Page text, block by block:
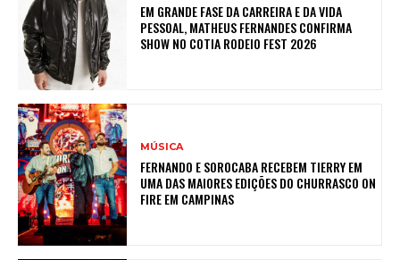
EM GRANDE FASE DA CARREIRA E DA VIDA
PESSOAL, MATHEUS FERNANDES CONFIRMA
SHOW NO COTIA RODEIO FEST 2026
MÚSICA
FERNANDO E SOROCABA RECEBEM TIERRY EM
UMA DAS MAIORES EDIÇÕES DO CHURRASCO ON
FIRE EM CAMPINAS